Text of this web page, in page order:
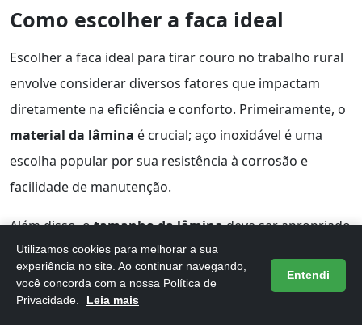
Como escolher a faca ideal
Escolher a faca ideal para tirar couro no trabalho rural
envolve considerar diversos fatores que impactam
diretamente na eficiência e conforto. Primeiramente, o
material da lâmina é crucial; aço inoxidável é uma
escolha popular por sua resistência à corrosão e
facilidade de manutenção.
Além disso, otamanho da lâminadeve ser apropriado
para as tarefas específicas que você irá realizar.
Lâminas mais longas oferecem cortes mais profundos,
enquanto lâminas curtas proporcionam maior controle
Utilizamos cookies para melhorar a sua
experiência no site. Ao continuar navegando,
você concorda com a nossa Política de
Privacidade.
Leia mais
Entendi